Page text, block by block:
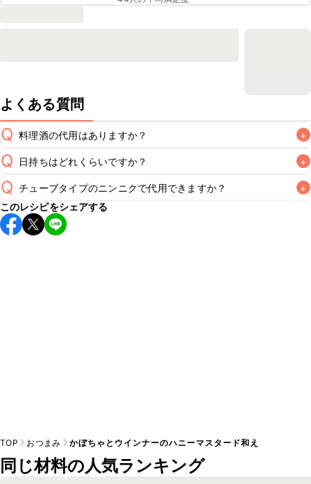
よくある質問
Q 料理酒の代用はありますか？ +
A
Q 日持ちはどれくらいですか？ +
A
保存期間は冷蔵で翌日中が目安です。なるべくお早めにお召
し上がりください。
※日持ちは目安です。
Q チューブタイプのニンニクで代用できますか？ +
A
チューブタイプのニンニクを使用してもお作りいただけま
す。レシピと同量を目安に加え、お好みの風味になるようご
このレシピをシェアする
TOP おつまみ かぼちゃとウインナーのハニーマスタード和え
同じ材料の人気ランキング